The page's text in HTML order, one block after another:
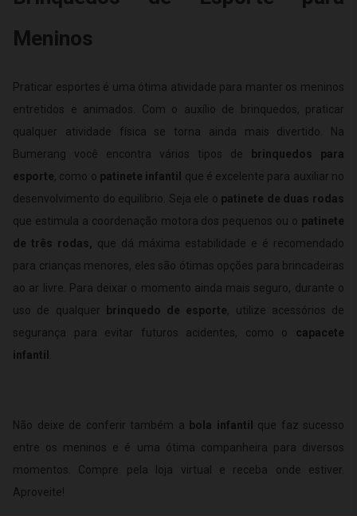
Meninos
Praticar esportes é uma ótima atividade para manter os meninos
entretidos e animados. Com o auxílio de brinquedos, praticar
qualquer atividade física se torna ainda mais divertido. Na
Bumerang você encontra vários tipos de
brinquedos para
esporte, como o patinete infantil
que é excelente para auxiliar no
desenvolvimento do equilíbrio. Seja ele o patinete de duas rodas
que estimula a coordenação motora dos pequenos ou o patinete
de três rodas, que dá máxima estabilidade e é recomendado
para crianças menores, eles são ótimas opções para brincadeiras
ao ar livre. Para deixar o momento ainda mais seguro, durante o
uso de qualquer
brinquedo de esporte, utilize acessórios de
segurança para evitar futuros acidentes, como o capacete
infantil
Não deixe de conferir também a bola infantil
que faz sucesso
entre os meninos e é uma ótima companheira para diversos
momentos. Compre pela loja virtual e receba onde estiver.
Aproveite!